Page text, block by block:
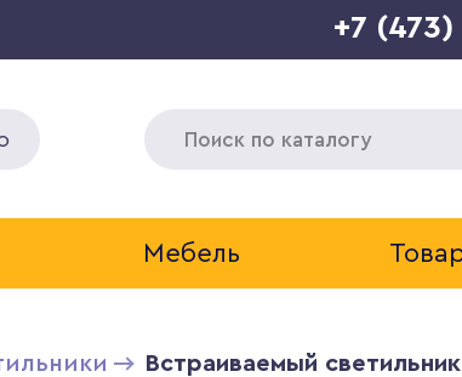
+7
Мебель
Встраиваемый